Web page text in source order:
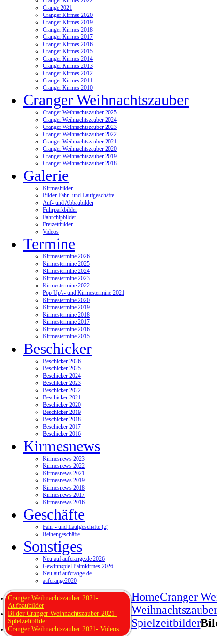
Crange 2021
Cranger Kirmes 2020
Cranger Kirmes 2019
Cranger Kirmes 2018
Cranger Kirmes 2017
Cranger Kirmes 2016
Cranger Kirmes 2015
Cranger Kirmes 2014
Cranger Kirmes 2013
Cranger Kirmes 2012
Cranger Kirmes 2011
Cranger Kirmes 2010
Cranger Weihnachtszauber
Cranger Weihnachtszauber 2025
Cranger Weihnachtszauber 2024
Cranger Weihnachtszauber 2023
Cranger Weihnachtszauber 2022
Cranger Weihnachtszauber 2021
Cranger Weihnachtszauber 2020
Cranger Weihnachtszauber 2019
Cranger Weihnachtszauber 2018
Galerie
Kirmesbilder
Bilder Fahr- und Laufgeschäfte
Auf- und Abbaubilder
Fuhrparkbilder
Fahrchipbilder
Freizeitbilder
Videos
Termine
Kirmestermine 2026
Kirmestermine 2025
Kirmestermine 2024
Kirmestermine 2023
Kirmestermine 2022
Pop Up's- und Kirmestermine 2021
Kirmestermine 2020
Kirmestermine 2019
Kirmestermine 2018
Kirmestermine 2017
Kirmestermine 2016
Kirmestermine 2015
Beschicker
Beschicker 2026
Beschicker 2025
Beschicker 2024
Beschicker 2023
Beschicker 2022
Beschicker 2021
Beschicker 2020
Beschicker 2019
Beschicker 2018
Beschicker 2017
Beschicker 2016
Kirmesnews
Kirmesnews 2023
Kirmesnews 2022
Kirmesnews 2021
Kirmesnews 2019
Kirmesnews 2018
Kirmesnews 2017
Kirmesnews 2016
Geschäfte
Fahr - und Laufgeschäfte (2)
Reihengeschäfte
Sonstiges
Neu auf aufcrange.de 2026
Gewinnspiel Palmkirmes 2026
Neu auf aufcrange.de
aufcrange2020
HomeCranger
Spielzeitbilder
Cranger Weihnachtszauber 2021-
Aufbaubilder
Bilder Cranger Weihnachtszauber 2021-
Spielzeitbilder
Cranger Weihnachtszauber 2021- Videos